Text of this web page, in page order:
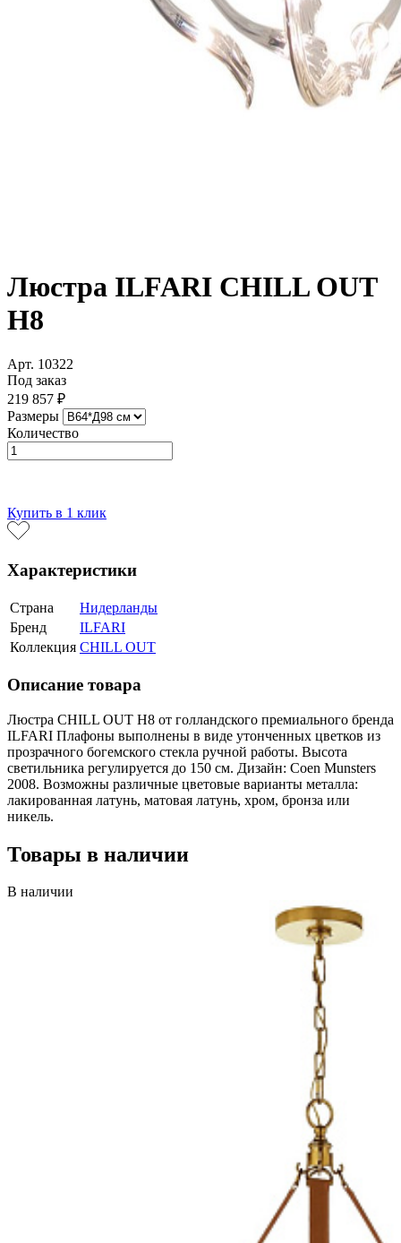
Люстра ILFARI CHILL OUT
H8
Арт. 10322
Под заказ
219 857 ₽
Размеры
Количество
Купить в 1 клик
Характеристики
Страна
Нидерланды
Бренд
ILFARI
Коллекция CHILL OUT
Описание товара
Люстра CHILL OUT H8 от голландского премиального бренда
ILFARI Плафоны выполнены в виде утонченных цветков из
прозрачного богемского стекла ручной работы. Высота
светильника регулируется до 150 см. Дизайн: Coen Munsters
2008. Возможны различные цветовые варианты металла:
лакированная латунь, матовая латунь, хром, бронза или
никель.
Товары в наличии
В наличии